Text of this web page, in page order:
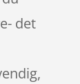
det